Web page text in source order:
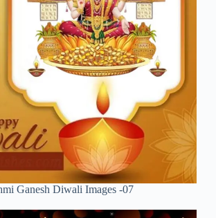
Ganesh Diwali Images -07